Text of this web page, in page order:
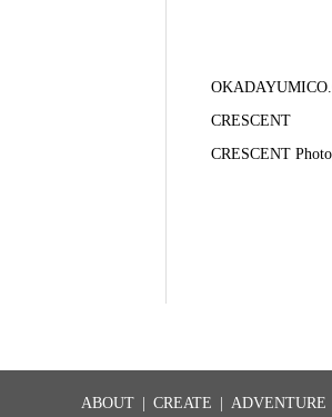
CRESCENT
CRESCENT
ABOUT CREATE ADVENTURE